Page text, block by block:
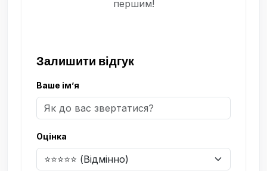
першим!
Залишити відгук
Ваше ім’я
Оцінка